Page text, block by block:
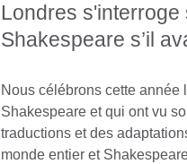
Londres
Shakespeare s’il
Nous célébrons cette année
Shakespeare et qui ont vu
traductions et des
monde entier et